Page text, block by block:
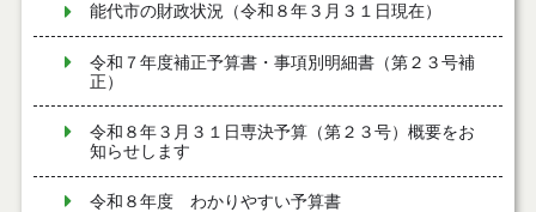
能代市の財政状況（令和８年３月３１日現在）
令和７年度補正予算書・事項別明細書（第２３号補
正）
令和８年３月３１日専決予算（第２３号）概要をお
知らせします
令和８年度 わかりやすい予算書